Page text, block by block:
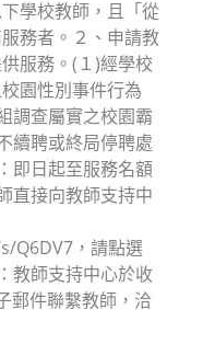
學校教師，且「從
務者。２、申請教
服務。(１)經學校
園性別事件行為
調查屬實之校園霸
續聘或終局停聘處
即日起至服務名額
直接向教師支持中
Q6DV7，請點選
教師支持中心於收
郵件聯繫教師，洽